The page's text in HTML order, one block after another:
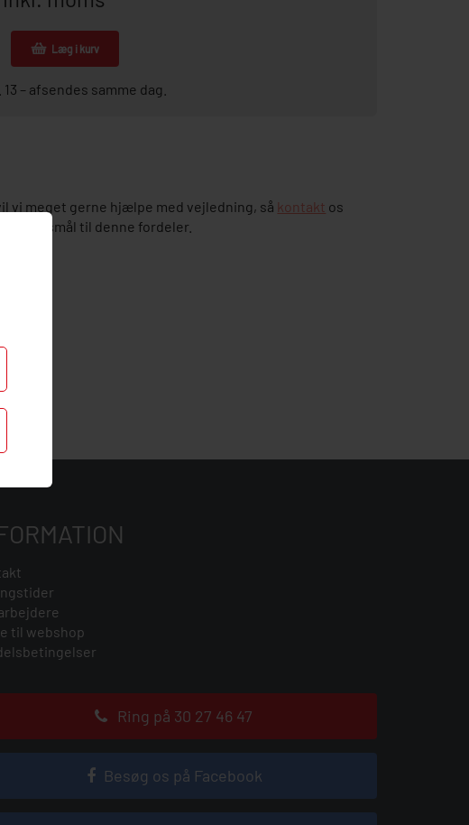
Læg i kurv
– afsendes samme dag.
vi meget gerne hjælpe med vejledning, så kontakt os
spørgsmål til denne fordeler.
til webshop
Ring på 30 27 46 47
Besøg os på Facebook